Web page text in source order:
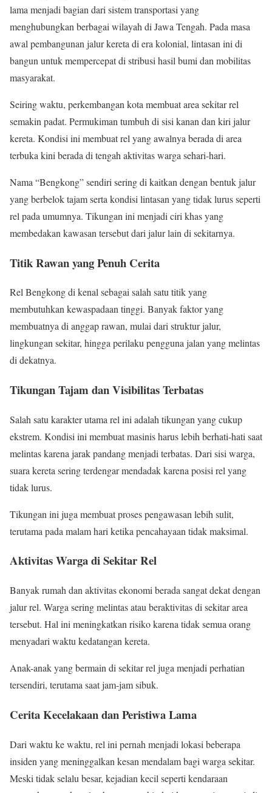
lama menjadi bagian dari sistem transportasi yang
menghubungkan berbagai wilayah di Jawa Tengah. Pada masa
awal pembangunan jalur kereta di era kolonial, lintasan ini di
bangun untuk mempercepat di stribusi hasil bumi dan mobilitas
masyarakat.
Seiring waktu, perkembangan kota membuat area sekitar rel
semakin padat. Permukiman tumbuh di sisi kanan dan kiri jalur
kereta. Kondisi ini membuat rel yang awalnya berada di area
terbuka kini berada di tengah aktivitas warga sehari-hari.
Nama “Bengkong” sendiri sering di kaitkan dengan bentuk jalur
yang berbelok tajam serta kondisi lintasan yang tidak lurus seperti
rel pada umumnya. Tikungan ini menjadi ciri khas yang
membedakan kawasan tersebut dari jalur lain di sekitarnya.
Titik Rawan yang Penuh Cerita
Rel Bengkong di kenal sebagai salah satu titik yang
membutuhkan kewaspadaan tinggi. Banyak faktor yang
membuatnya di anggap rawan, mulai dari struktur jalur,
lingkungan sekitar, hingga perilaku pengguna jalan yang melintas
di dekatnya.
Tikungan Tajam dan Visibilitas Terbatas
Salah satu karakter utama rel ini adalah tikungan yang cukup
ekstrem. Kondisi ini membuat masinis harus lebih berhati-hati saat
melintas karena jarak pandang menjadi terbatas. Dari sisi warga,
suara kereta sering terdengar mendadak karena posisi rel yang
tidak lurus.
Tikungan ini juga membuat proses pengawasan lebih sulit,
terutama pada malam hari ketika pencahayaan tidak maksimal.
Aktivitas Warga di Sekitar Rel
Banyak rumah dan aktivitas ekonomi berada sangat dekat dengan
jalur rel. Warga sering melintas atau beraktivitas di sekitar area
tersebut. Hal ini meningkatkan risiko karena tidak semua orang
menyadari waktu kedatangan kereta.
Anak-anak yang bermain di sekitar rel juga menjadi perhatian
tersendiri, terutama saat jam-jam sibuk.
Cerita Kecelakaan dan Peristiwa Lama
Dari waktu ke waktu, rel ini pernah menjadi lokasi beberapa
insiden yang meninggalkan kesan mendalam bagi warga sekitar.
Meski tidak selalu besar, kejadian kecil seperti kendaraan